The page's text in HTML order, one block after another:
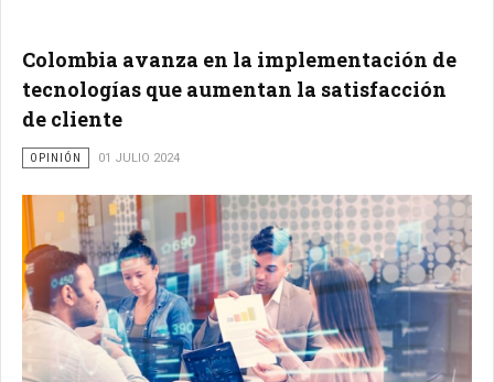
Colombia avanza en la implementación de
tecnologías que aumentan la satisfacción
de cliente
OPINIÓN 01 JULIO 2024